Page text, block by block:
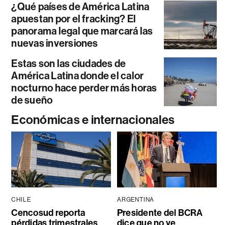
¿Qué países de América Latina
apuestan por el fracking? El
panorama legal que marcará las
nuevas inversiones
Estas son las ciudades de
América Latina donde el calor
nocturno hace perder más horas
de sueño
Económicas e internacionales
CHILE
Cencosud reporta
ARGENTINA
Presidente del BCRA